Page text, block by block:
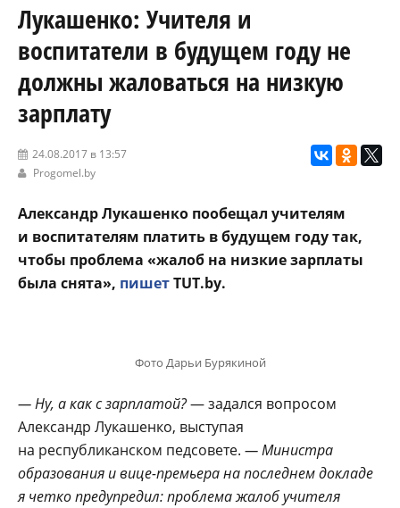
Лукашенко: Учителя и
воспитатели в будущем году не
должны жаловаться на низкую
зарплату
24.08.2017 в 13:57
Progomel.by
Александр Лукашенко пообещал учителям
и воспитателям платить в будущем году так,
чтобы проблема «жалоб на низкие зарплаты
была снята», пишетTUT.by.
Фото Дарьи Бурякиной
— Ну, а как с зарплатой?— задался вопросом
Александр Лукашенко, выступая
на республиканском педсовете. — Министра
образования и вице-премьера на последнем докладе
я четко предупредил: проблема жалоб учителя